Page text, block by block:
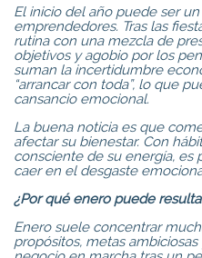
El inicio del año puede ser
emprendedores. Tras las
rutina con una mezcla de
objetivos y agobio por los
suman la incertidumbre
“arrancar con toda”, lo que
cansancio emocional.
La buena noticia es que
afectar su bienestar. Con
consciente de su energía, es
caer en el desgaste
¿Por qué enero puede
Enero suele concentrar
propósitos, metas